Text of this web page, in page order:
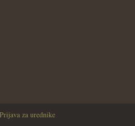
Prijava za urednike